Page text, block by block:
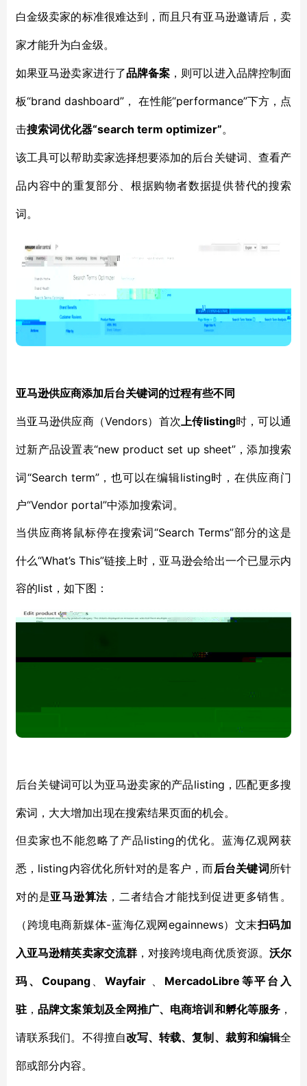
白金级卖家的标准很难达到，而且只有亚马逊邀请后，卖
家才能升为白金级。
如果亚马逊卖家进行了品牌备案 ，则可以进入品牌控制面
板“brand dashboard”， 在性能“performance”下方，点
击搜索词优化器“search term optimizer”。
该工具可以帮助卖家选择想要添加的后台关键词 、查看产
品内容中的重复部分、根据购物者数据提供替代的搜索
词。
亚马逊供应商添加后台关键词的过程有些不同
当亚马逊供应商（Vendors）首次 上传listing时，可以通
过新产品设置表“new product set up sheet”，添加搜索
词“Search term”，也可以在编辑listing时，在供应商门
户“Vendor portal”中添加搜索词。
当供应商将鼠标停在搜索词“Search Terms”部分的这是
什么“What’s This”链接上时，亚马逊会给出一个已显示内
容的list，如下图：
后台关键词可以为亚马逊卖家的产品listing，匹配更多搜
索词，大大增加出现在搜索结果页面的机会。
但卖家也不能忽略了产品listing的优化。蓝海亿观网获
悉，listing内容优化所针对的是客户，而后台关键词 所针
对的是亚马逊算法 ，二者结合才能找到促进更多销售。
（跨境电商新媒体-蓝海亿观网egainnews）文末扫码加
入亚马逊精英卖家交流群，对接跨境电商优质资源。 沃尔
玛、 Coupang、Wayfair MercadoLibre等平台入
驻 ，品牌文案策划及全网推广、电商培训和孵化等服务 ，
请联系我们。不得擅自改写、转载、复制、裁剪和编辑全
部或部分内容。